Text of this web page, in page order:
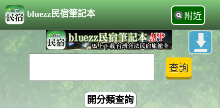
bluezz民宿筆記本 附近
開分類查詢